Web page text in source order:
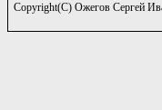
Copyright(C) Ожегов Сергей